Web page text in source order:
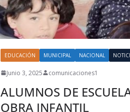
EDUCACIÓN MUNICIPAL NACIONAL
Junio 3, 2025 comunicaciones1
ALUMNOS DE
OBRA INFANTIL